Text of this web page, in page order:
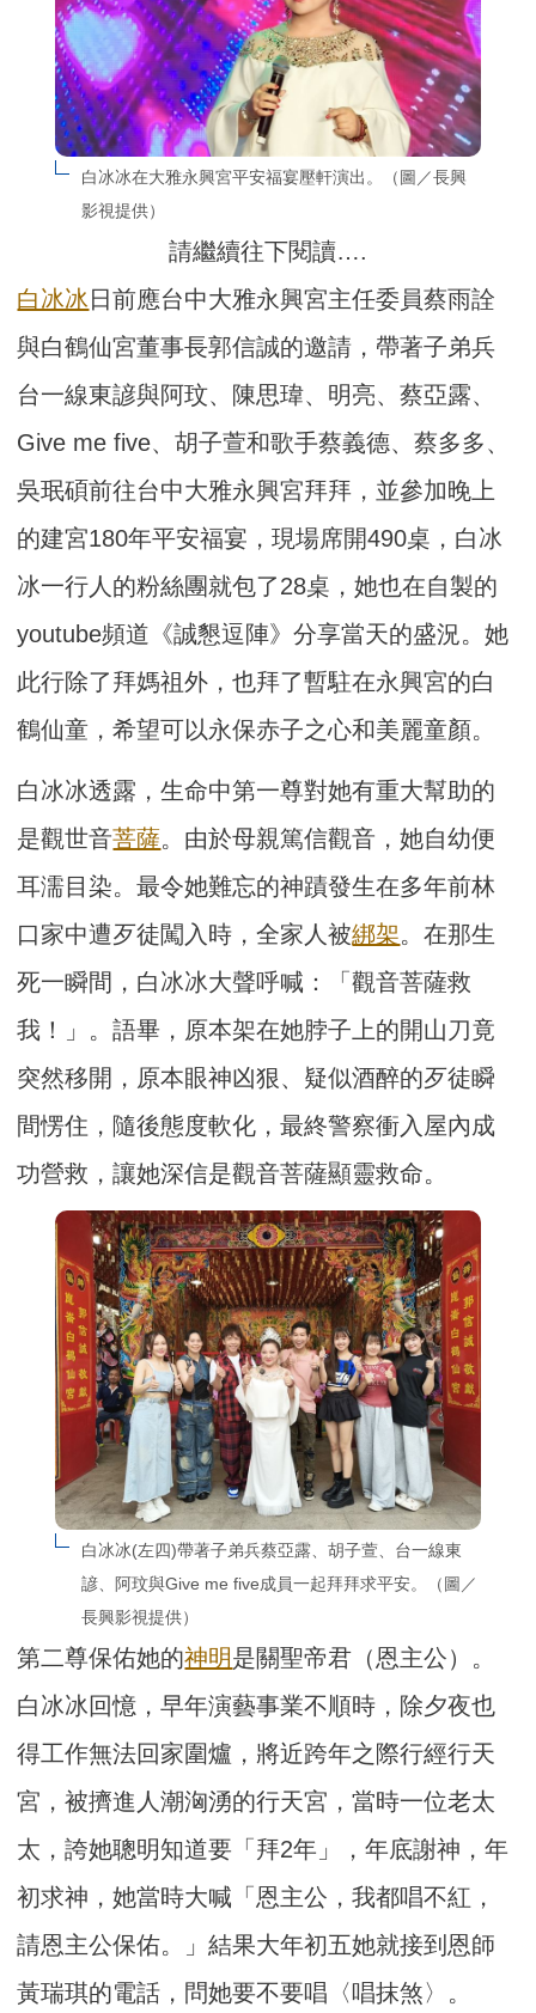
白冰冰在大雅永興宮平安福宴壓軒演出。（圖／長興
影視提供）
請繼續往下閱讀….
白冰冰 日前應台中大雅永興宮主任委員蔡雨詮
與白鶴仙宮董事長郭信誠的邀請，帶著子弟兵
台一線東諺與阿玟、陳思瑋、明亮、蔡亞露、
Give me five、胡子萱和歌手蔡義德、蔡多多、
吳珉碩前往台中大雅永興宮拜拜，並參加晚上
的建宮180年平安福宴，現場席開490桌，白冰
冰一行人的粉絲團就包了28桌，她也在自製的
youtube頻道《誠懇逗陣》分享當天的盛況。她
此行除了拜媽祖外，也拜了暫駐在永興宮的白
鶴仙童，希望可以永保赤子之心和美麗童顏。
白冰冰透露，生命中第一尊對她有重大幫助的
是觀世音菩薩。由於母親篤信觀音，她自幼便
耳濡目染。最令她難忘的神蹟發生在多年前林
口家中遭歹徒闖入時，全家人被綁架。在那生
死一瞬間，白冰冰大聲呼喊：「觀音菩薩救
我！」。語畢，原本架在她脖子上的開山刀竟
突然移開，原本眼神凶狠、疑似酒醉的歹徒瞬
間愣住，隨後態度軟化，最終警察衝入屋內成
功營救，讓她深信是觀音菩薩顯靈救命。
白冰冰(左四)帶著子弟兵蔡亞露、胡子萱、台一線東
諺、阿玟與Give me five成員一起拜拜求平安。（圖／
長興影視提供）
第二尊保佑她的神明是關聖帝君（恩主公）。
白冰冰回憶，早年演藝事業不順時，除夕夜也
得工作無法回家圍爐，將近跨年之際行經行天
宮，被擠進人潮洶湧的行天宮，當時一位老太
太，誇她聰明知道要「拜2年」，年底謝神，年
初求神，她當時大喊「恩主公，我都唱不紅，
請恩主公保佑。」結果大年初五她就接到恩師
黃瑞琪的電話，問她要不要唱〈唱抹煞〉。